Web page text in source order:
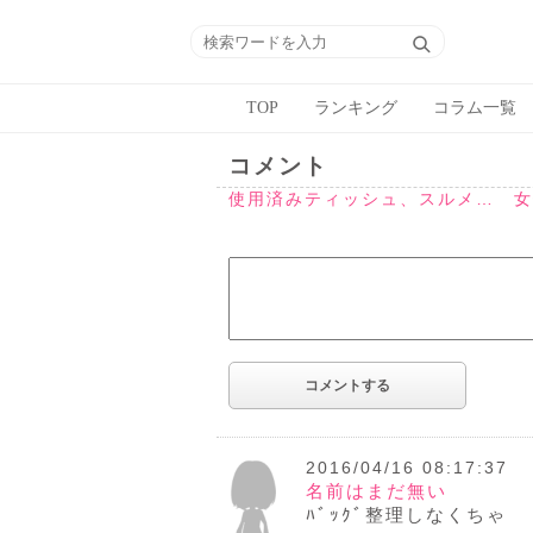
TOP ランキング コラム一覧
コメント
使用済みティッシュ、スルメ… 女
2016/04/16 08:17:37
名前はまだ無い
ﾊﾞｯｸﾞ整理しなくちゃ